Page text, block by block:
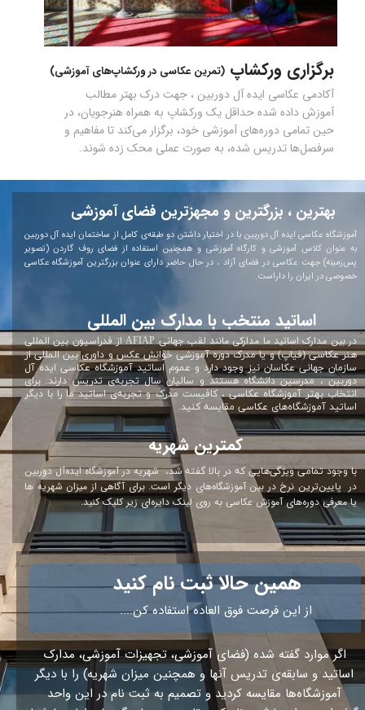
آکادمی عکاسی ایده آل دوربین ، جهت درک بهتر مطالب
آموزش داده شده حداقل یک ورکشاپ به همراه هنرجویان، در
حین تمامی دوره‌های آموزشی خود، برگزار می‌کند تا مفاهیم و
سرفصل‌ها تدریس شده، به صورت عملی محک زده شوند.
برگزاری ورکشاپ (تمرین عکاسی در ورکشاپ‌‌های آموزشی)
همین حالا ثبت نام کنید
از این فرصت فوق العاده استفاده کن....
اگر موارد گفته شده (فضای آموزشی، تجهیزات آموزشی، مدارک
اساتید و سابقه‌ی تدریس آنها و همچنین میزان شهریه) را با دیگر
آموزشگاه‌ها مقایسه کردید و تصمیم به ثبت نام در این واحد
بهترین ، بزرگترین و مجهزترین فضای آموزشی
آموزشگاه عکاسی ایده آل دوربین با در اختیار داشتن دو طبقه‌ی کامل از ساختمان ایده آل دوربین
به عنوان کلاس آموزشی و کارگاه آموزشی و همچنین استفاده از فضای روف گاردن (تصویر
پس‌زمینه) جهت عکاسی در فضای آزاد ، در حال حاضر دارای عنوان بزرگترین آموزشگاه عکاسی
خصوصی در ایران را داراست.
اساتید منتخب با مدارک بین المللی
کمترین شهریه
در بین مدارک اساتید ما مدارکی مانند
لقب جهانی AFIAP از فدراسیون بین المللی
هنر عکاسی (فیاپ) و یا مدرک دوره آموزشی خوانش عکس و داوری بین المللی از
سازمان جهانی عکاسان نیز وجود دارد و عموم اساتید آموزشگاه عکاسی ایده آل
دوربین ، مدرسین دانشگاه هستند و سالیان سال تجربه‌ی تدریس دارند. برای
انتخاب بهتر آموزشگاه عکاسی ، کافیست مدرک و تجربه‌ی اساتید ما را با دیگر
اساتید آموزشگاه‌های عکاسی مقایسه کنید.
با وجود تمامی ویژگی‌هایی که در بالا گفته شد،شهریه در آموزشگاه ایده‌آل دوربین
در پایین‌ترین نرخ در بین آموزشگاه‌های دیگر است. برای آگاهی از میزان شهریه ها
یا معرفی دوره‌های آموزش عکاسی به روی لینک دایره‌ای زیر کلیک کنید.